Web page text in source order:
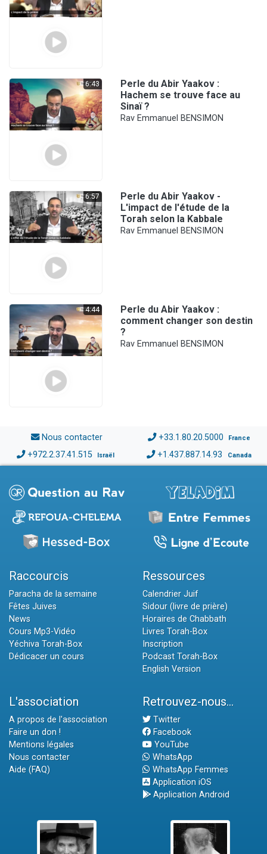
6:43
Perle du Abir Yaakov :
Hachem se trouve face au
Sinaï ?
Rav Emmanuel BENSIMON
6:57
Perle du Abir Yaakov -
L'impact de l'étude de la
Torah selon la Kabbale
Rav Emmanuel BENSIMON
4:44
Perle du Abir Yaakov :
comment changer son destin
?
Rav Emmanuel BENSIMON
Nous contacter +33.1.80.20.5000 France
+972.2.37.41.515 Israël +1.437.887.14.93 Canada
Raccourcis
Paracha de la semaine
Fêtes Juives
News
Cours Mp3-Vidéo
Yéchiva Torah-Box
Dédicacer un cours
Ressources
Calendrier Juif
Sidour (livre de prière)
Horaires de Chabbath
Livres Torah-Box
Inscription
Podcast Torah-Box
English Version
L'association
A propos de l'association
Faire un don !
Mentions légales
Nous contacter
Aide (FAQ)
Retrouvez-nous...
Twitter
Facebook
YouTube
WhatsApp
WhatsApp Femmes
Application iOS
Application Android